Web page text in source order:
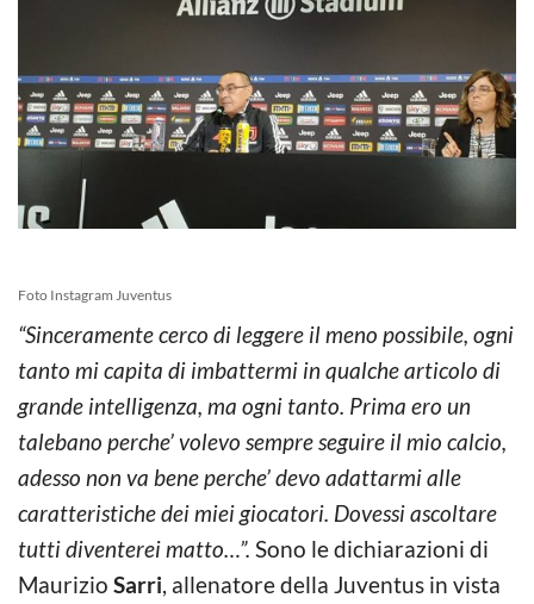
Foto Instagram Juventus
“Sinceramente cerco di leggere il meno possibile, ogni
tanto mi capita di imbattermi in qualche articolo di
grande intelligenza, ma ogni tanto. Prima ero un
talebano perche’ volevo sempre seguire il mio calcio,
adesso non va bene perche’ devo adattarmi alle
caratteristiche dei miei giocatori. Dovessi ascoltare
tutti diventerei matto…”. Sono le dichiarazioni di
Maurizio Sarri, allenatore della Juventus in vista